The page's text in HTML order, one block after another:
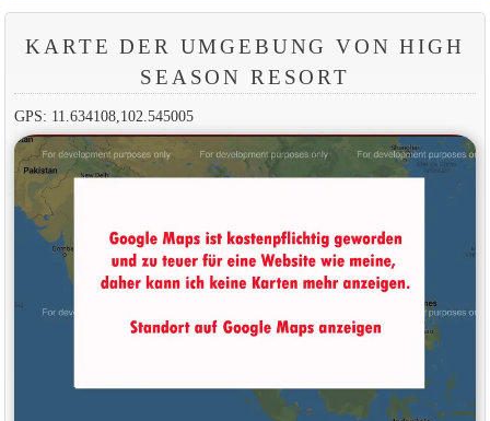
KARTE DER UMGEBUNG VON HIGH
SEASON RESORT
GPS: 11.634108,102.545005